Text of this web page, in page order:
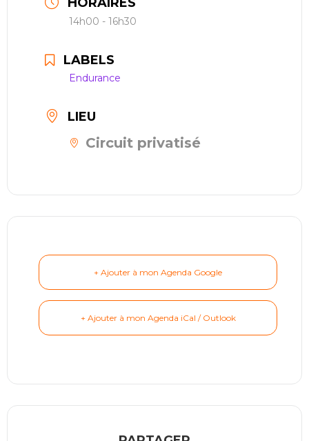
restauration
réserver ma séance
14h00 - 16h30
LABELS
Endurance
LIEU
Circuit privatisé
+ Ajouter à mon Agenda Google
+ Ajouter à mon Agenda iCal / Outlook